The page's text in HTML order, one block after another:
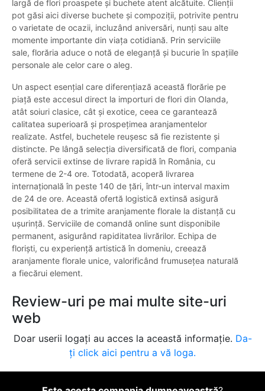
largă de flori proaspete și buchete atent alcătuite. Clienții
pot găsi aici diverse buchete și compoziții, potrivite pentru
o varietate de ocazii, incluzând aniversări, nunți sau alte
momente importante din viața cotidiană. Prin serviciile
sale, florăria aduce o notă de eleganță și bucurie în spațiile
personale ale celor care o aleg.
Un aspect esențial care diferențiază această florărie pe
piață este accesul direct la importuri de flori din Olanda,
atât soiuri clasice, cât și exotice, ceea ce garantează
calitatea superioară și prospețimea aranjamentelor
realizate. Astfel, buchetele reușesc să fie rezistente și
distincte. Pe lângă selecția diversificată de flori, compania
oferă servicii extinse de livrare rapidă în România, cu
termene de 2-4 ore. Totodată, acoperă livrarea
internațională în peste 140 de țări, într-un interval maxim
de 24 de ore. Această ofertă logistică extinsă asigură
posibilitatea de a trimite aranjamente florale la distanță cu
ușurință. Serviciile de comandă online sunt disponibile
permanent, asigurând rapiditatea livrărilor. Echipa de
floriști, cu experiență artistică în domeniu, creează
aranjamente florale unice, valorificând frumusețea naturală
a fiecărui element.
Review-uri pe mai multe site-uri
web
Doar userii logați au acces la această informație. Da-
ți click aici pentru a vă loga.